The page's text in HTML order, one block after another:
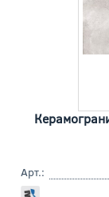
Арт.: